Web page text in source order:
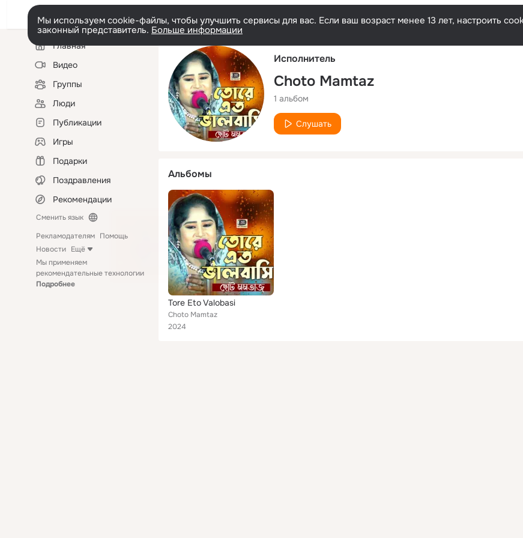
Мы используем cookie-файлы, чтобы улучшить сервисы для вас. Если ваш возраст менее 13 лет, настроить
законный представитель. Больше информации
Левая
колонкаГлавная
Видео
Группы
Люди
Публикации
Игры
Подарки
Поздравления
Рекомендации
Сменить язык
Рекламодателям Помощь
Новости Ещё
Мы применяем
рекомендательные технологии
Подробнее
Исполнитель
Choto Mamtaz
1 альбом
Слушать
Альбомы
Tore Eto Valobasi
Choto Mamtaz
2024